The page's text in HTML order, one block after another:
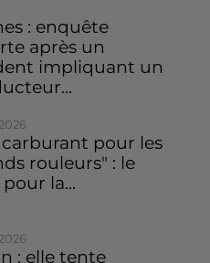
: enquête
après un
impliquant un
pour les
rouleurs" : le
la...
: elle tente